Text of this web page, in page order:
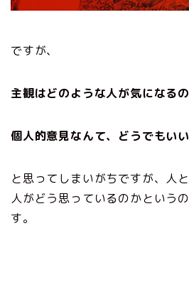
ですが、
主観はどのような人が気になる
個人的意見なんて、どうでもい
と思ってしまいがちですが、人
人がどう思っているのかという
す。